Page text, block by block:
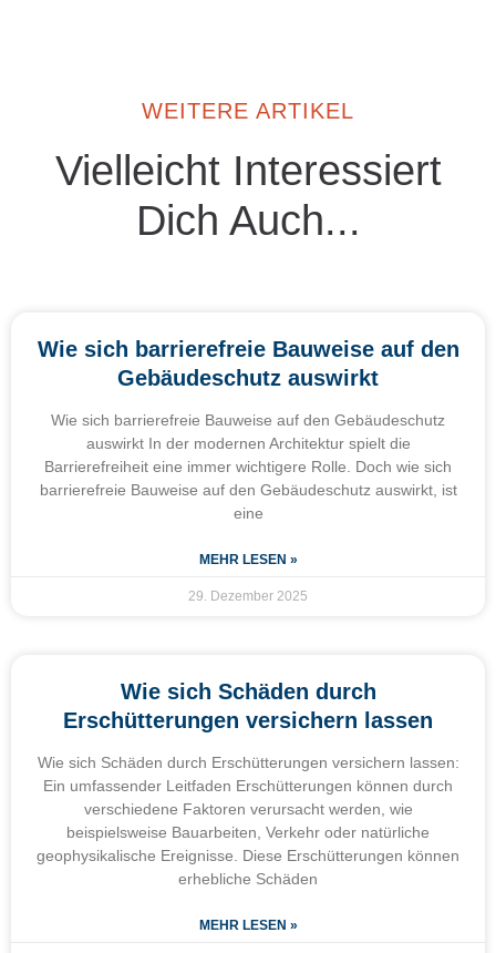
WEITERE ARTIKEL
Vielleicht Interessiert
Dich Auch...
Wie sich barrierefreie Bauweise auf den
Gebäudeschutz auswirkt
Wie sich barrierefreie Bauweise auf den Gebäudeschutz
auswirkt In der modernen Architektur spielt die
Barrierefreiheit eine immer wichtigere Rolle. Doch wie sich
barrierefreie Bauweise auf den Gebäudeschutz auswirkt, ist
eine
MEHR LESEN »
29. Dezember 2025
Wie sich Schäden durch
Erschütterungen versichern lassen
Wie sich Schäden durch Erschütterungen versichern lassen:
Ein umfassender Leitfaden Erschütterungen können durch
verschiedene Faktoren verursacht werden, wie
beispielsweise Bauarbeiten, Verkehr oder natürliche
geophysikalische Ereignisse. Diese Erschütterungen können
erhebliche Schäden
MEHR LESEN »